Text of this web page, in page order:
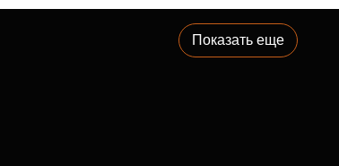
Показать еще